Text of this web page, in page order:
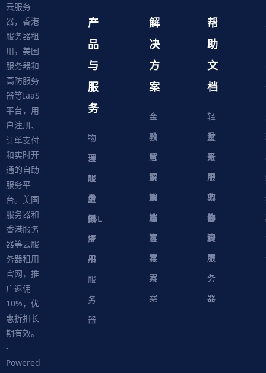
云服务
器，香港
服务器租
用，美国
服务器和
高防服务
器等IaaS
平台，用
户注册、
订单支付
和实时开
通的自助
服务平
台。美国
服务器和
香港服务
器等云服
务器租用
官网，推
广返佣
10%，优
惠折扣长
期有效。
-
Powered
产
品
与
服
务
物
理
服
务
器
云
服
务
器
轻
量
级
应
用
服
务
器
虚
拟
主
机
SSL
证
书
解
决
方
案
金
融
解
决
方
案
教
育
解
决
方
案
电
商
解
决
方
案
游
戏
解
决
方
案
网
站
解
决
方
案
帮
助
文
档
轻
量
云
服
务
器
财
务
中
心
账
户
中
心
服
务
协
议
软
件
脚
本
物
理
服
务
器
云
服
务
器